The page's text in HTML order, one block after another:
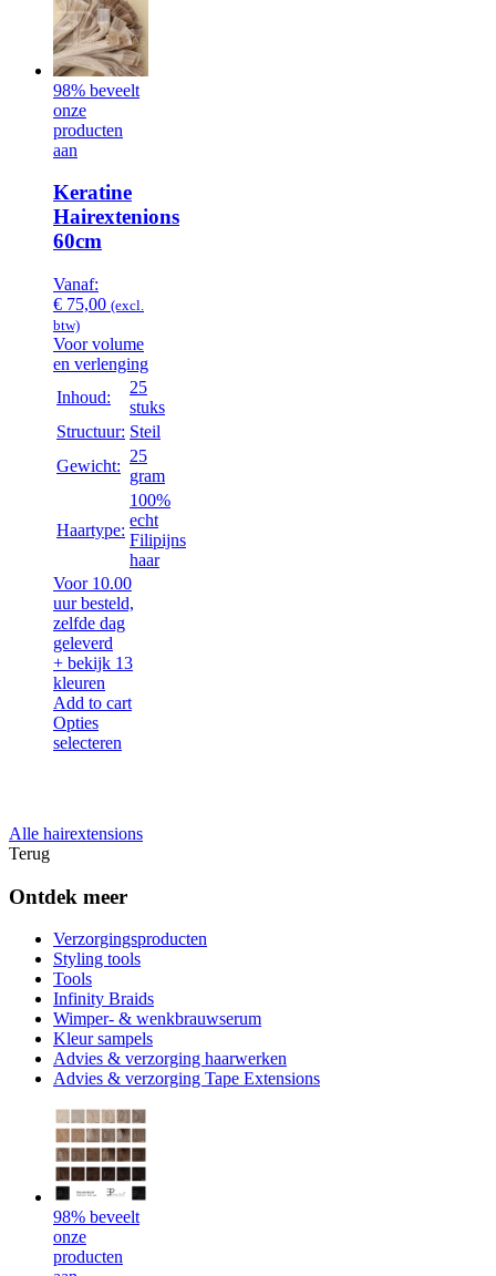
98% beveelt
onze
producten
aan
Keratine
Hairextenions
60cm
Vanaf:
€ 75,00 (excl.
btw)
Voor volume
en verlenging
Inhoud:
25
stuks
Structuur: Steil
Gewicht:
25
gram
Haartype:
100%
echt
Filipijns
haar
Voor 10.00
uur besteld,
zelfde dag
geleverd
+ bekijk 13
kleuren
Add to cart
Opties
selecteren
Alle hairextensions
Terug
Ontdek meer
Verzorgingsproducten
Styling tools
Tools
Infinity Braids
Wimper- & wenkbrauwserum
Kleur sampels
Advies & verzorging haarwerken
Advies & verzorging Tape Extensions
98% beveelt
onze
producten